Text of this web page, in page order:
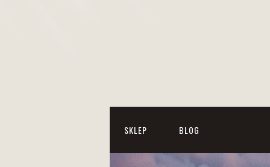
SKLEP BLOG